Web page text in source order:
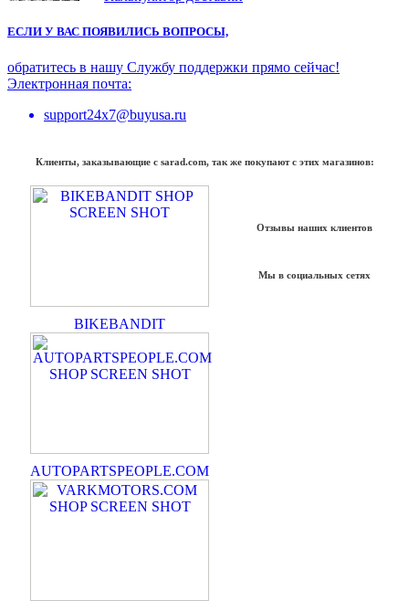
ЕСЛИ У ВАС ПОЯВИЛИСЬ ВОПРОСЫ,
обратитесь в нашу Службу поддержки прямо сейчас!
Электронная почта:
support24x7@buyusa.ru
Клиенты, заказывающие с sarad.com, так же покупают с этих магазинов:
BIKEBANDIT
AUTOPARTSPEOPLE.COM
Отзывы наших клиентов
Мы в социальных сетях